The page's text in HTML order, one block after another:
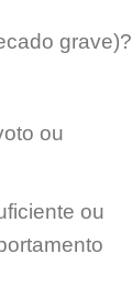
grave)?
ou
ou